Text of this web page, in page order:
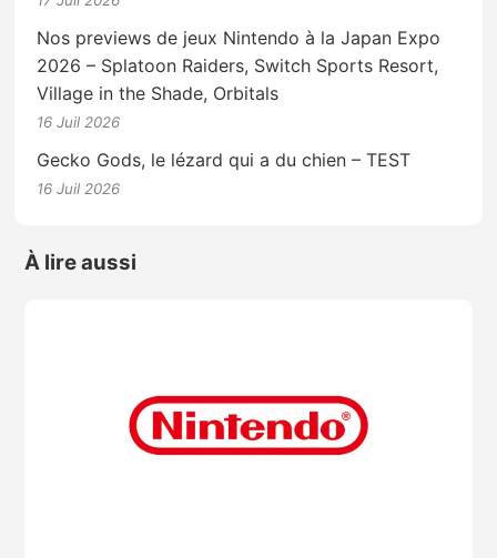
Nos previews de jeux Nintendo à la Japan Expo
2026 – Splatoon Raiders, Switch Sports Resort,
Village in the Shade, Orbitals
16 Juil 2026
Gecko Gods, le lézard qui a du chien – TEST
16 Juil 2026
À lire aussi